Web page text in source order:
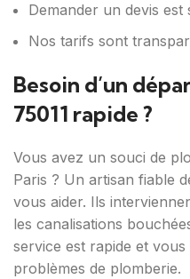
Demander un devis est
Nos tarifs sont
Besoin d’un
75011 rapide ?
Vous avez un souci de
Paris ? Un artisan fiable
vous aider. Ils
les canalisations
service est rapide et
problèmes de plomberie.